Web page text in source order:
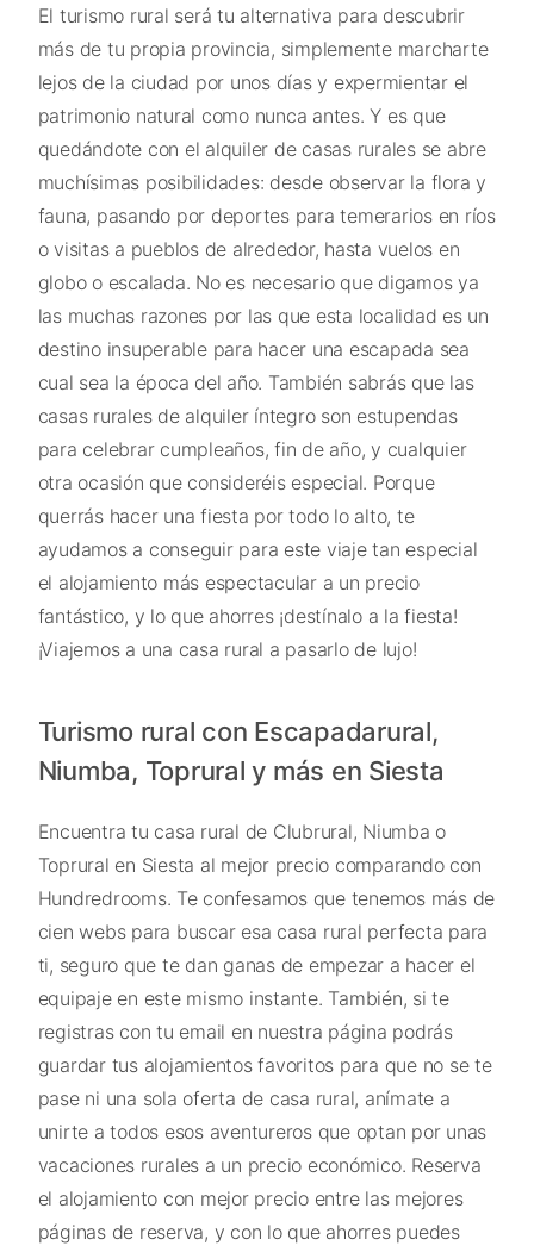
El turismo rural será tu alternativa para descubrir
más de tu propia provincia, simplemente marcharte
lejos de la ciudad por unos días y expermientar el
patrimonio natural como nunca antes. Y es que
quedándote con el alquiler de casas rurales se abre
muchísimas posibilidades: desde observar la flora y
fauna, pasando por deportes para temerarios en ríos
o visitas a pueblos de alrededor, hasta vuelos en
globo o escalada. No es necesario que digamos ya
las muchas razones por las que esta localidad es un
destino insuperable para hacer una escapada sea
cual sea la época del año. También sabrás que las
casas rurales de alquiler íntegro son estupendas
para celebrar cumpleaños, fin de año, y cualquier
otra ocasión que consideréis especial. Porque
querrás hacer una fiesta por todo lo alto, te
ayudamos a conseguir para este viaje tan especial
el alojamiento más espectacular a un precio
fantástico, y lo que ahorres ¡destínalo a la fiesta!
¡Viajemos a una casa rural a pasarlo de lujo!
Turismo rural con Escapadarural,
Niumba, Toprural y más en Siesta
Encuentra tu casa rural de Clubrural, Niumba o
Toprural en Siesta al mejor precio comparando con
Hundredrooms. Te confesamos que tenemos más de
cien webs para buscar esa casa rural perfecta para
ti, seguro que te dan ganas de empezar a hacer el
equipaje en este mismo instante. También, si te
registras con tu email en nuestra página podrás
guardar tus alojamientos favoritos para que no se te
pase ni una sola oferta de casa rural, anímate a
unirte a todos esos aventureros que optan por unas
vacaciones rurales a un precio económico. Reserva
el alojamiento con mejor precio entre las mejores
páginas de reserva, y con lo que ahorres puedes